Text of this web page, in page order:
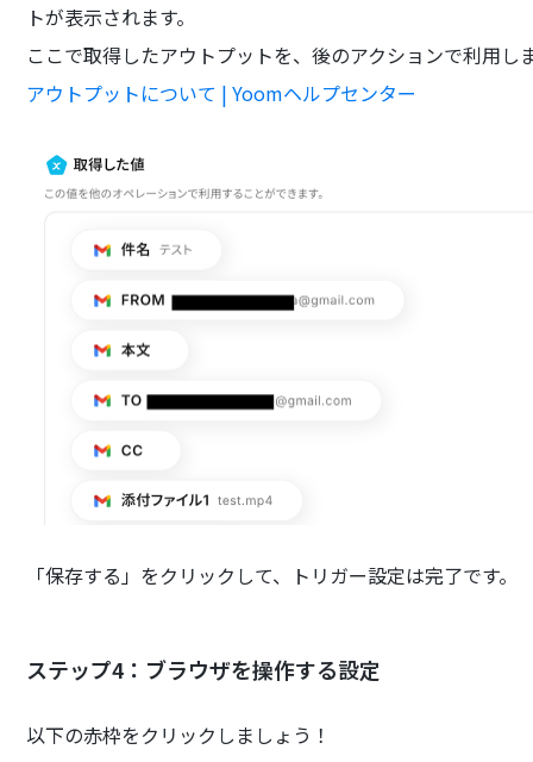
トが表示されます。
ここで取得したアウトプットを、後のアクションで利用し
アウトプットについて | Yoomヘルプセンター
「保存する」をクリックして、トリガー設定は完了です。
ステップ4：ブラウザを操作する設定
以下の赤枠をクリックしましょう！